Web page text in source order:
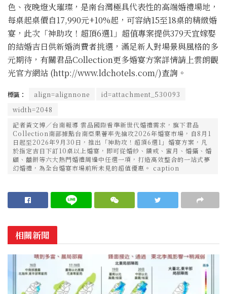
色、夜晚燈火璀璨，是南台灣極具代表性的高端婚禮場地，
每桌起桌價自17,990元+10%起，可容納15至18桌的精緻婚
宴，此次「神助攻！超頂6選1」超值專案提供379天宜嫁娶
的結婚吉日供新婚消費者挑選，滿足新人對場景與風格的多
元期待，有關君品Collection更多婚宴方案詳情請上雲朗觀
光官方網站 (http://www.ldchotels.com/)查詢。
標籤： align=alignnone
id=attachment_530093
width=2048
記者黃文博／台南報導 雲品國際看準新世代婚禮需求，旗下君品
Collection南部據點台南亞果薈率先搶攻2026年婚宴市場，自8月1
日起至2026年9月30日，推出「神助攻！超頂6選1」婚宴方案，凡
於指定吉日下訂10桌以上婚宴，即可從婚紗、鑽戒、蜜月、婚攝、婚
顧、囍餅等六大熱門婚禮周邊中任選一項，打造高效整合的一站式夢
幻婚禮，為全台婚宴市場前所未見的超值優惠。 caption
相關新聞